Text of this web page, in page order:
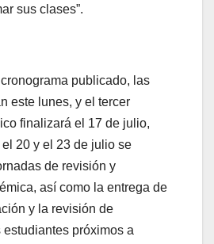
sus clases”.
publicado, las
este lunes, y el tercer
finalizará el 17 de julio,
20 y el 23 de julio se
de revisión y
así como la entrega de
y la revisión de
próximos a